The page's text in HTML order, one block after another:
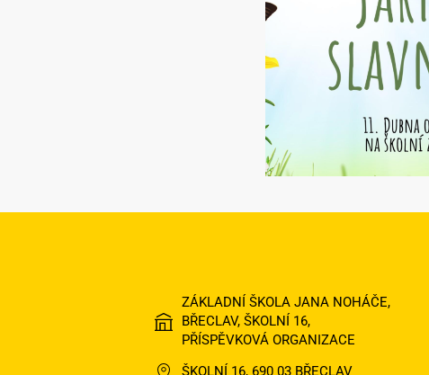
ZÁKLADNÍ ŠKOLA JANA NOHÁČE,
BŘECLAV, ŠKOLNÍ 16,
PŘÍSPĚVKOVÁ ORGANIZACE
ŠKOLNÍ 16, 690 03 BŘECLAV